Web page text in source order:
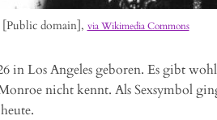
domain], via Wikimedia Commons
in Los Angeles geboren. Es gibt
nicht kennt. Als Sexsymbol